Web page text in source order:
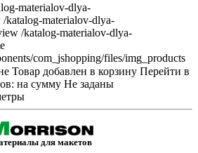
materialov-dlya-
/katalog-materialov-dlya-
/katalog-materialov-dlya-
com_jshopping/files/img_products
Товар добавлен в корзину Перейти в
на сумму Не заданы
для макетов